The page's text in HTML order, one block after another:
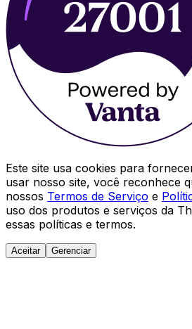
Este site usa cookies para
usar nosso site, você reconhece
nossos Termos de Serviço e
uso dos produtos e serviços da
essas políticas e termos.
Aceitar Gerenciar